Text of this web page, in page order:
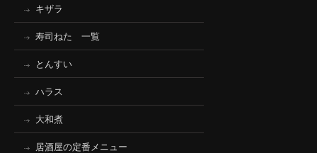
キザラ
寿司ねた 一覧
とんすい
ハラス
大和煮
居酒屋の定番メニュー